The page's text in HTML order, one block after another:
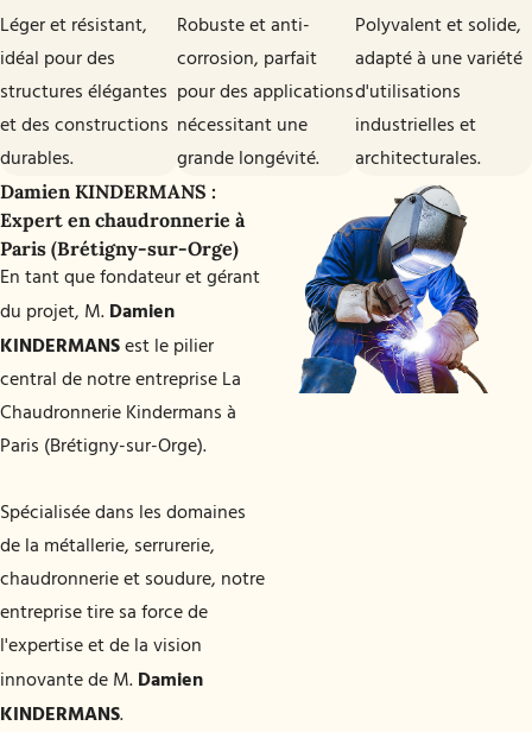
Léger et résistant,
idéal pour des
structures élégantes
et des constructions
durables.
Robuste et anti-
corrosion, parfait
pour des applications
nécessitant une
grande longévité.
Polyvalent et solide,
adapté à une variété
d'utilisations
industrielles et
architecturales.
Damien KINDERMANS :
Expert en chaudronnerie à
Paris (Brétigny-sur-Orge)
En tant que fondateur et gérant
du projet, M. Damien
KINDERMANSest le pilier
central de notre entreprise La
Chaudronnerie Kindermans à
Paris (Brétigny-sur-Orge).
Spécialisée dans les domaines
de la métallerie, serrurerie,
chaudronnerie et soudure, notre
entreprise tire sa force de
l'expertise et de la vision
innovante de M. Damien
KINDERMANS.